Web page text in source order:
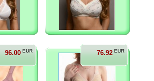
96.00 EUR 76.92 EUR